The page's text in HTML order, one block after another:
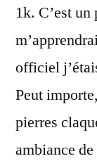
1k. C’est un
officiel
Peut
pierres
ambiance